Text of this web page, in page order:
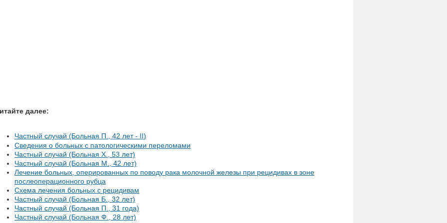
далее:
Частный случай (Больная П., 42 лет -
)
Cведения о больных с патологическими переломами
Частный случай (Больная X., 53 лет)
Частный случай (Больная М., 42 лет)
Лечение больных, оперированных по поводу рака молочной железы при рецидивах в зоне
послеоперационного рубца
Схема лечения больных с рецидивам
Частный случай (Больная Б., 32 лет)
Частный случай (Больная П., 31 года)
Частный случай (Больная Ф., 28 лет)